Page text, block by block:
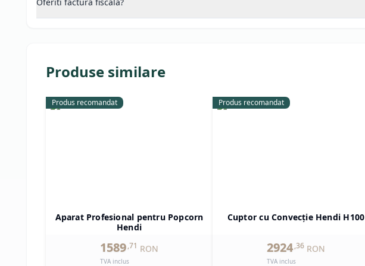
Produse similare
Produs recomandat
Aparat Profesional pentru Popcorn
Hendi
1589,71 RON
TVA inclus
Produs recomandat
Cuptor cu Convecție Hendi H100
2924,36 RON
TVA inclus